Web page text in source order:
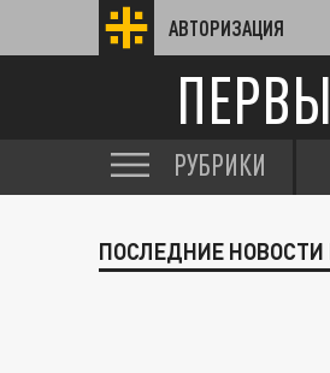
АВТОРИЗАЦИЯ
РУБРИКИ
ПОСЛЕДНИЕ